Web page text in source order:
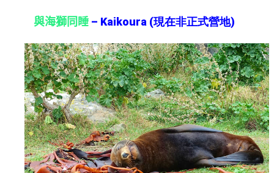
與海獅同睡 – Kaikoura (現在非正式營地)